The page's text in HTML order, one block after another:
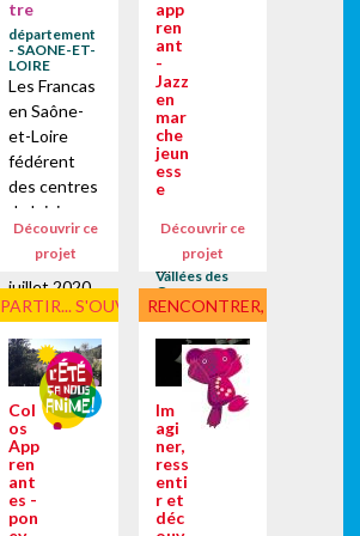
été ... la
dispersion
des enfants
en plusieurs
groupes...
de marche,
de
chansons et
de détente
au soleil.Cet
été 2020,
l'équipe du
centre
tre
département
- SAONE-ET-
LOIRE
Les Francas
en Saône-
et-Loire
fédérent
des centres
de loisirs
divers. Sur
le mois de
juillet 2020,
nous
sommes
allés à la
rencontre
de ces
centres
adhérents
ou
partenaires.
Découvrir ce
projet
app
ren
ant
-
Jazz
en
mar
che
jeun
ess
e
de
Communes
Pyrénées
Vallées des
Gaves -
HAUTES-
PYRENEES
C'est dans
le cadre de
l'été culturel
et
apprenant
soutenu par
le Ministère
de la
Découvrir ce
projet
PARTIR... S'OUVRIR
Col
os
App
ren
ant
es -
pon
RENCONTRER,
Im
agi
ner,
ress
enti
r et
déc